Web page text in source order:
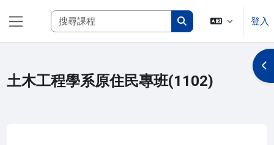
搜尋課程
搜尋課程
登入
土木工程學系原住民專班(1102)
開